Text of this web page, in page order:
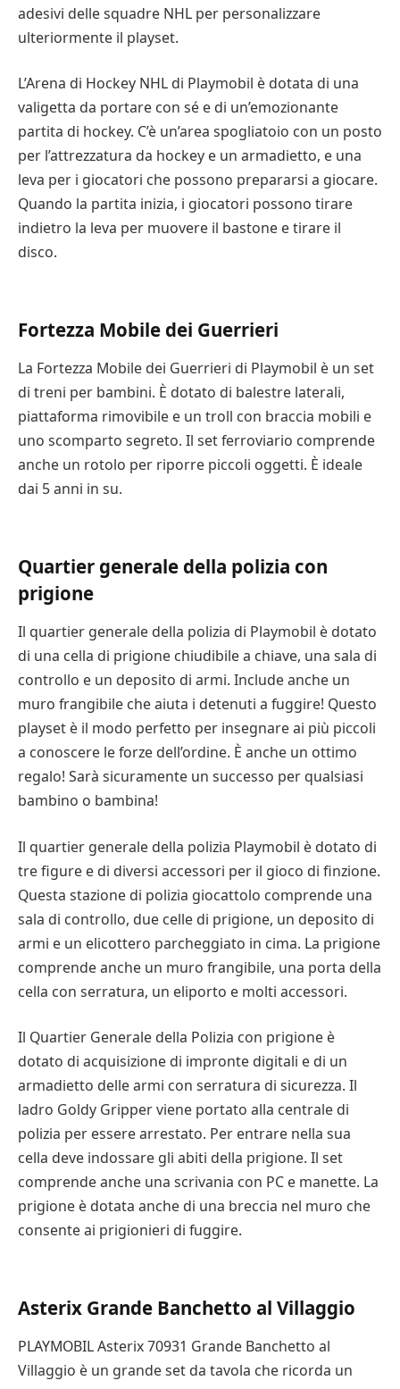
adesivi delle squadre NHL per personalizzare
ulteriormente il playset.
L’Arena di Hockey NHL di Playmobil è dotata di una
valigetta da portare con sé e di un’emozionante
partita di hockey. C’è un’area spogliatoio con un posto
per l’attrezzatura da hockey e un armadietto, e una
leva per i giocatori che possono prepararsi a giocare.
Quando la partita inizia, i giocatori possono tirare
indietro la leva per muovere il bastone e tirare il
disco.
Fortezza Mobile dei Guerrieri
La Fortezza Mobile dei Guerrieri di Playmobil è un set
di treni per bambini. È dotato di balestre laterali,
piattaforma rimovibile e un troll con braccia mobili e
uno scomparto segreto. Il set ferroviario comprende
anche un rotolo per riporre piccoli oggetti. È ideale
dai 5 anni in su.
Quartier generale della polizia con
prigione
Il quartier generale della polizia di Playmobil è dotato
di una cella di prigione chiudibile a chiave, una sala di
controllo e un deposito di armi. Include anche un
muro frangibile che aiuta i detenuti a fuggire! Questo
playset è il modo perfetto per insegnare ai più piccoli
a conoscere le forze dell’ordine. È anche un ottimo
regalo! Sarà sicuramente un successo per qualsiasi
bambino o bambina!
Il quartier generale della polizia Playmobil è dotato di
tre figure e di diversi accessori per il gioco di finzione.
Questa stazione di polizia giocattolo comprende una
sala di controllo, due celle di prigione, un deposito di
armi e un elicottero parcheggiato in cima. La prigione
comprende anche un muro frangibile, una porta della
cella con serratura, un eliporto e molti accessori.
Il Quartier Generale della Polizia con prigione è
dotato di acquisizione di impronte digitali e di un
armadietto delle armi con serratura di sicurezza. Il
ladro Goldy Gripper viene portato alla centrale di
polizia per essere arrestato. Per entrare nella sua
cella deve indossare gli abiti della prigione. Il set
comprende anche una scrivania con PC e manette. La
prigione è dotata anche di una breccia nel muro che
consente ai prigionieri di fuggire.
Asterix Grande Banchetto al Villaggio
PLAYMOBIL Asterix 70931 Grande Banchetto al
Villaggio è un grande set da tavola che ricorda un